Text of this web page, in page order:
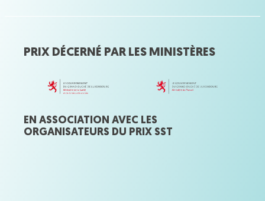
PRIX DÉCERNÉ PAR LES MINISTÈRES
EN ASSOCIATION AVEC LES
ORGANISATEURS DU PRIX SST